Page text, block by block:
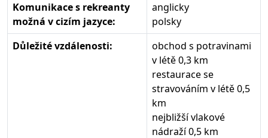
Komunikace s rekreanty
možná v cizím jazyce:
anglicky
polsky
Důležité vzdálenosti:
obchod s potravinami
v létě 0,3 km
restaurace se
stravováním v létě 0,5
km
nejbližší vlakové
nádraží 0,5 km